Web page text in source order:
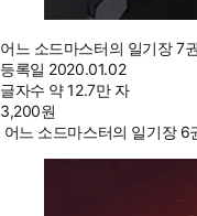
어느 소드마스터의 일기장 7권
등록일 2020.01.02
글자수 약 12.7만 자
3,200원
어느 소드마스터의 일기장 6